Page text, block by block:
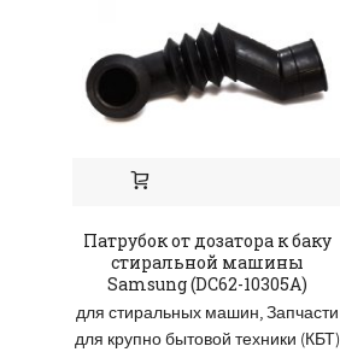
Патрубок от дозатора к баку
стиральной машины
Samsung (DC62-10305A)
для стиральных машин,Запчасти
для крупно бытовой техники (КБТ)